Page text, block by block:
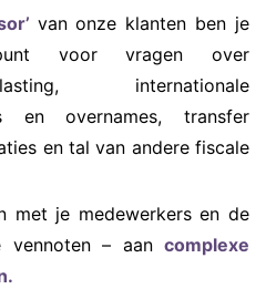
van onze klanten ben je
voor vragen over
internationale
en overnames, transfer
en tal van andere fiscale
met je medewerkers en de
vennoten – aan complexe